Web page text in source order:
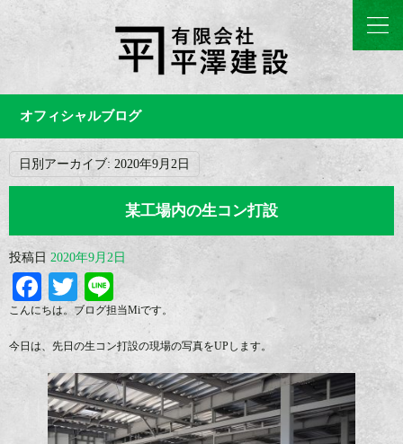
オフィシャルブログ
日別アーカイブ: 2020年9月2日
某工場内の生コン打設
投稿日 2020年9月2日
Facebook
Twitter
こんにちは。ブログ担当Miです。
今日は、先日の生コン打設の現場の写真をUPします。